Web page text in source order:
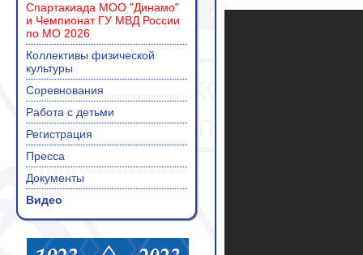
Спартакиада МОО "Динамо"
и Чемпионат ГУ МВД России
по МО 2026
Коллективы физической
культуры
Соревнования
Работа с детьми
Регистрация
Пресса
Документы
Видео